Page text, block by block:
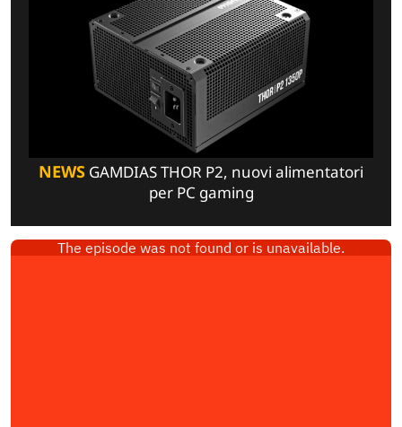
NEWS GAMDIAS THOR P2, nuovi alimentatori
per PC gaming